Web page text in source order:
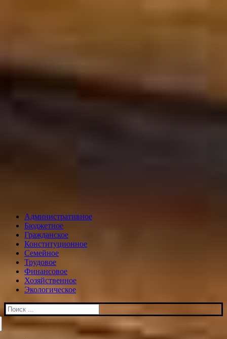
Административное
Бюджетное
Гражданское
Конституционное
Семейное
Трудовое
Финансовое
Хозяйственное
Экологическое
Искать: